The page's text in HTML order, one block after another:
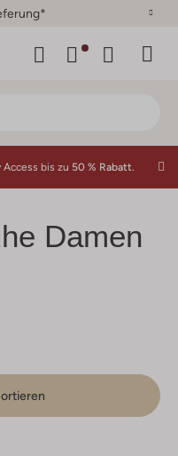
bis zu 50 % Rabatt.
Damen